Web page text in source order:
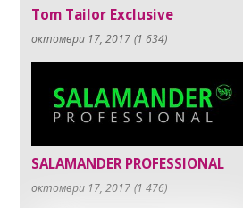
Tom Tailor Exclusive
октомври 17, 2017 (1 634)
SALAMANDER PROFESSIONAL
октомври 17, 2017 (1 476)